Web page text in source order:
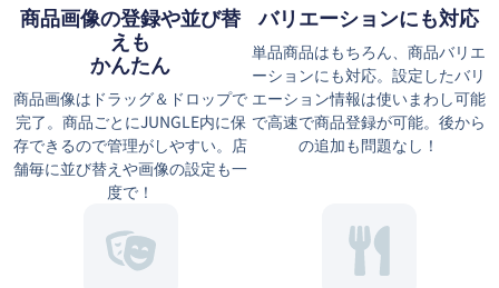
商品画像の登録や並び替
えも
かんたん
商品画像はドラッグ＆ドロップで
完了。商品ごとにJUNGLE内に保
存できるので管理がしやすい。店
舗毎に並び替えや画像の設定も一
度で！
バリエーションにも対応
単品商品はもちろん、商品バリエ
ーションにも対応。設定したバリ
エーション情報は使いまわし可能
で高速で商品登録が可能。後から
の追加も問題なし！